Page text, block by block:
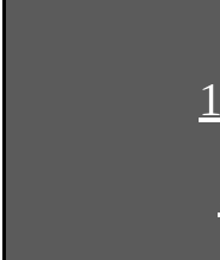
سیم افشان 1